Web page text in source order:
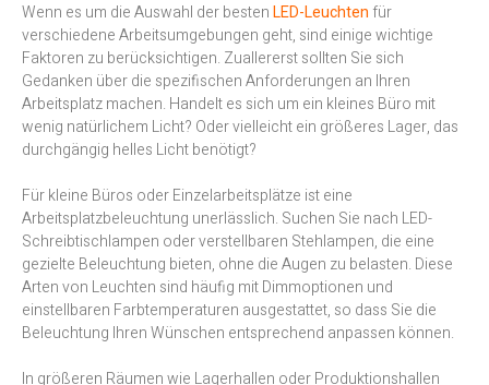
Wenn es um die Auswahl der bestenLED-Leuchten für
verschiedene Arbeitsumgebungen geht, sind einige wichtige
Faktoren zu berücksichtigen. Zuallererst sollten Sie sich
Gedanken über die spezifischen Anforderungen an Ihren
Arbeitsplatz machen. Handelt es sich um ein kleines Büro mit
wenig natürlichem Licht? Oder vielleicht ein größeres Lager, das
durchgängig helles Licht benötigt?
Für kleine Büros oder Einzelarbeitsplätze ist eine
Arbeitsplatzbeleuchtung unerlässlich. Suchen Sie nach LED-
Schreibtischlampen oder verstellbaren Stehlampen, die eine
gezielte Beleuchtung bieten, ohne die Augen zu belasten. Diese
Arten von Leuchten sind häufig mit Dimmoptionen und
einstellbaren Farbtemperaturen ausgestattet, so dass Sie die
Beleuchtung Ihren Wünschen entsprechend anpassen können.
In größeren Räumen wie Lagerhallen oder Produktionshallen